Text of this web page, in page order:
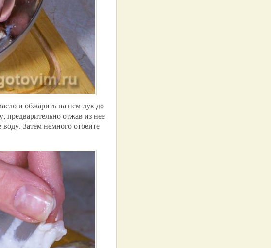
и обжарить на нем лук до
предварительно отжав из нее
Затем немного отбейте